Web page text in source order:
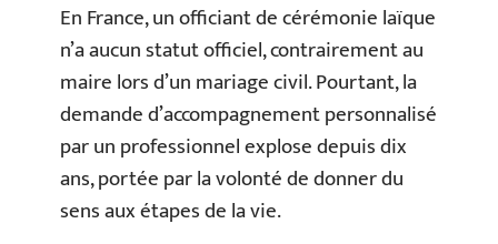
En France, un officiant de cérémonie laïque
n’a aucun statut officiel, contrairement au
maire lors d’un mariage civil. Pourtant, la
demande d’accompagnement personnalisé
par un professionnel explose depuis dix
ans, portée par la volonté de donner du
sens aux étapes de la vie.